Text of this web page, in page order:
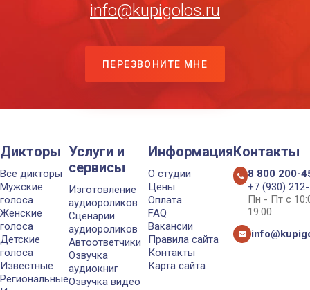
info@kupigolos.ru
ПЕРЕЗВОНИТЕ МНЕ
Дикторы
Все дикторы
Мужские
голоса
Женские
голоса
Детские
голоса
Известные
Региональные
Услуги и
сервисы
Изготовление
аудиороликов
Сценарии
аудиороликов
Автоответчики
Озвучка
аудиокниг
Озвучка видео
Информация
О студии
Цены
Оплата
FAQ
Вакансии
Правила сайта
Контакты
Карта сайта
Контакты
8 800 200-
+7 (930)
Пн - Пт с
19:00